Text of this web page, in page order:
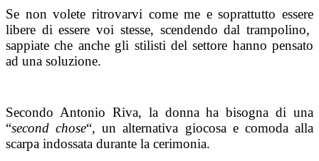
Se non volete ritrovarvi come me e soprattutto essere
libere di essere voi stesse, scendendo dal trampolino,
sappiate che anche gli stilisti del settore hanno pensato
ad una soluzione.
Secondo Antonio Riva, la donna ha bisogna di una
“second chose“, un alternativa giocosa e comoda alla
scarpa indossata durante la cerimonia.